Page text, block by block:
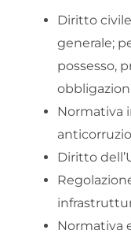
Diritto
generale;
possesso,
Normativa
Diritto
Normativa